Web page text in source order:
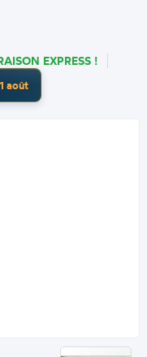
EXPRESS !
août